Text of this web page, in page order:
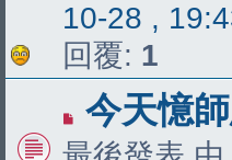
10-28 ,
回覆: 1
今天憶